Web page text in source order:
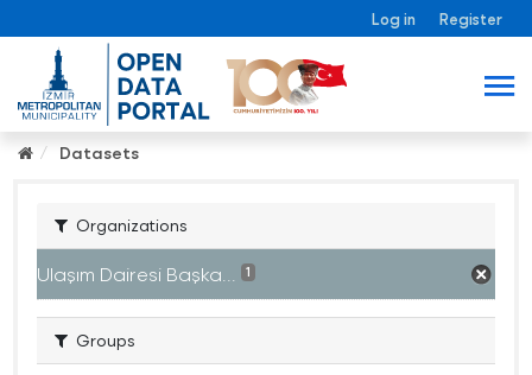
Log in Register
Datasets
Organizations
Ulaşım Dairesi Başka... 1
Groups